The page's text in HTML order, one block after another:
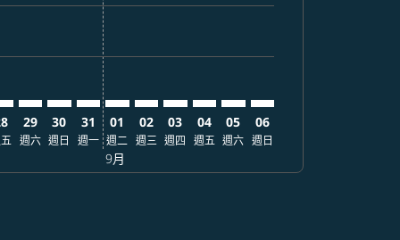
29
週六
30
週日
31
週一
01
週二
9月
02
週三
03
週四
04
週五
05
週六
06
週日